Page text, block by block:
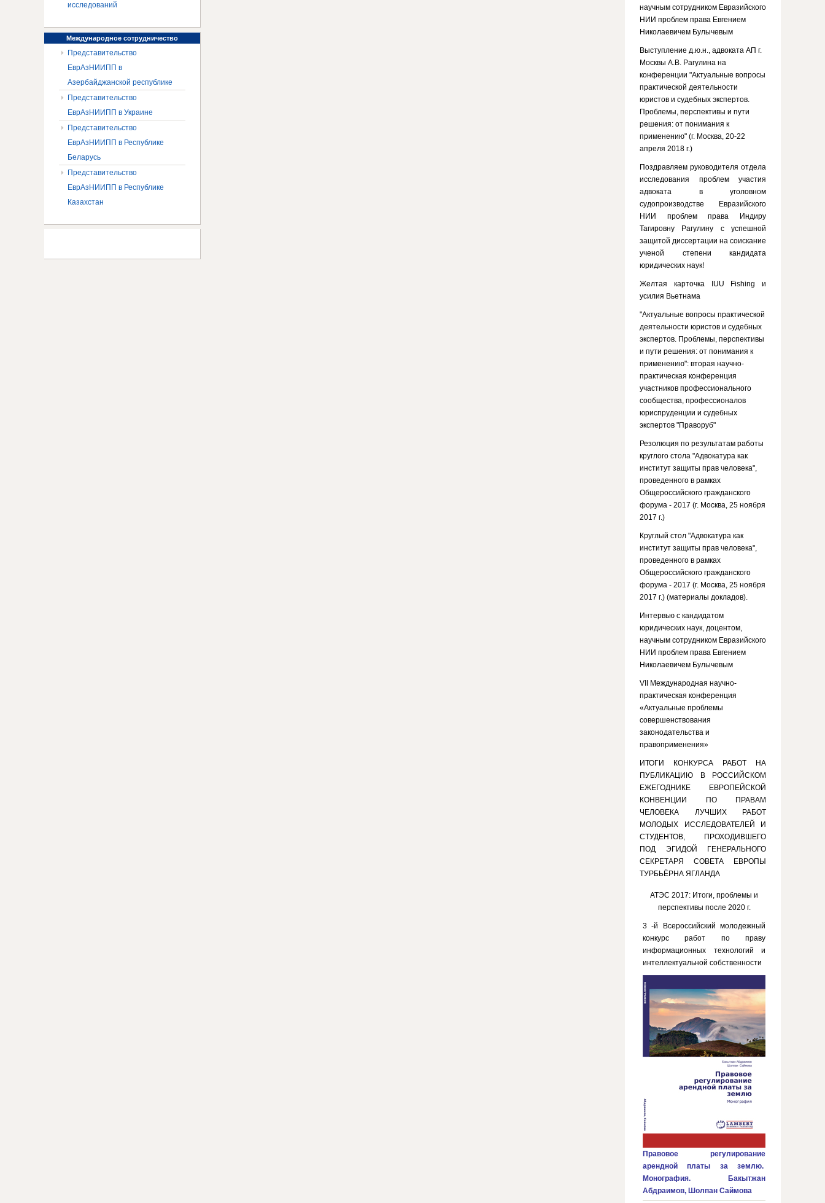
исследований
Международное сотрудничество
Представительство
ЕврАзНИИПП в
Азербайджанской республике
Представительство
ЕврАзНИИПП в Украине
Представительство
ЕврАзНИИПП в Республике
Беларусь
Представительство
ЕврАзНИИПП в Республике
Казахстан
научным сотрудником Евразийского
НИИ проблем права Евгением
Николаевичем Булычевым
Выступление д.ю.н., адвоката АП г.
Москвы А.В. Рагулина на
конференции "Актуальные вопросы
практической деятельности
юристов и судебных экспертов.
Проблемы, перспективы и пути
решения: от понимания к
применению" (г. Москва, 20-22
апреля 2018 г.)
Поздравляем руководителя отдела
исследования проблем участия
адвоката в уголовном
судопроизводстве Евразийского
НИИ проблем права Индиру
Тагировну Рагулину с успешной
защитой диссертации на соискание
ученой степени кандидата
юридических наук!
Желтая карточка IUU Fishing и
усилия Вьетнама
"Актуальные вопросы практической
деятельности юристов и судебных
экспертов. Проблемы, перспективы
и пути решения: от понимания к
применению": вторая научно-
практическая конференция
участников профессионального
сообщества, профессионалов
юриспруденции и судебных
экспертов "Праворуб"
Резолюция по результатам работы
круглого стола "Адвокатура как
институт защиты прав человека",
проведенного в рамках
Общероссийского гражданского
форума - 2017 (г. Москва, 25 ноября
2017 г.)
Круглый стол "Адвокатура как
институт защиты прав человека",
проведенного в рамках
Общероссийского гражданского
форума - 2017 (г. Москва, 25 ноября
2017 г.) (материалы докладов).
Интервью с кандидатом
юридических наук, доцентом,
научным сотрудником Евразийского
НИИ проблем права Евгением
Николаевичем Булычевым
VII Международная научно-
практическая конференция
«Актуальные проблемы
совершенствования
законодательства и
правоприменения»
ИТОГИ КОНКУРСА РАБОТ НА
ПУБЛИКАЦИЮ В РОССИЙСКОМ
ЕЖЕГОДНИКЕ ЕВРОПЕЙСКОЙ
КОНВЕНЦИИ ПО ПРАВАМ
ЧЕЛОВЕКА ЛУЧШИХ РАБОТ
МОЛОДЫХ ИССЛЕДОВАТЕЛЕЙ И
СТУДЕНТОВ, ПРОХОДИВШЕГО
ПОД ЭГИДОЙ ГЕНЕРАЛЬНОГО
СЕКРЕТАРЯ СОВЕТА ЕВРОПЫ
ТУРБЬЁРНА ЯГЛАНДА
АТЭС 2017: Итоги, проблемы и
перспективы после 2020 г.
3 -й Всероссийский молодежный
конкурс работ по праву
информационных технологий и
интеллектуальной собственности
Правовое регулирование
арендной платы за землю.
Монография. Бакытжан
Абдраимов, Шолпан Саймова